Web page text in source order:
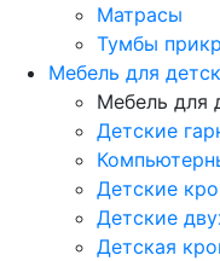
Матрасы
Тумбы
Мебель для
Мебель для
Детские
Детские
Детские
Детская